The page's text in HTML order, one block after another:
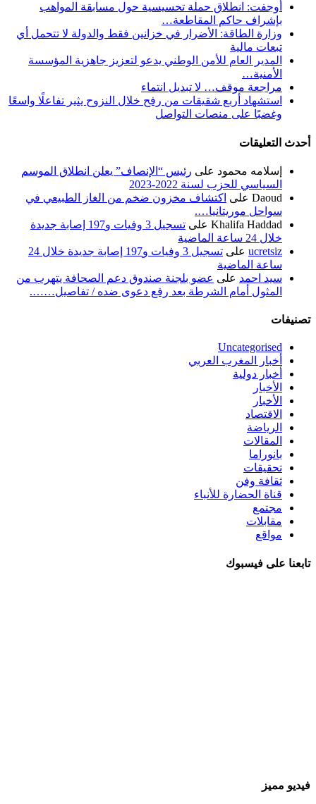
أوجفت: انطلاق حملة تحسيسية حول مسابقة المواهب
بإشراف حاكم المقاطعة…
وزارة الطاقة: الأضرار في خزانين فقط والدولة لا تتحمل أي
تبعات مالية
المدير العام للأمن الوطني يدعو لتعزيز جاهزية المؤسسة
الأمنية…
مراجعة موقف… لا تبديل انتماء
استشهاد أربع شقيقات من رفح خلال النزوح يثير تفاعلًا واسعًا
وغضبًا على منصات التواصل
أحدث التعليقات
إسلامه محمود على رئيس “الإنصاف” يعلن انطلاق الموسم
السياسي للحزب لسنة 2022-2023
Daoud على اكتشاف مخزون ضخم من الغاز الطبيعي في
سواحل موريتانيا….
Khalifa Haddad على
تسجيل 3 وفيات و197 إصابة جديدة
خلال 24 ساعة الماضية
ucretsiz على
تسجيل 3 وفيات و197 إصابة جديدة خلال 24
ساعة الماضية
سيد احمد على عضو بلجنة صندوق دعم الصحافة يتهرب من
المثول أمام الشرطة بعد رفع دعوى ضده / تفاصيل…….
تصنيفات
Uncategorised
أخبار المغرب العربي
أخبار دولية
الأخبار
الأخبار
الاقتصاد
الرياضة
المقالات
بانوراما
تحقيقات
ثقافة وفن
قناة الحضارة للأنباء
مجتمع
مقابلات
مواقع
تابعنا على فيسبوك
فيديو مميز